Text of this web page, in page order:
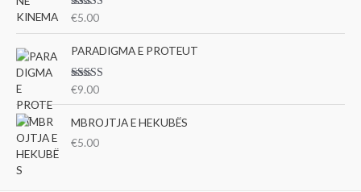
Vlerësu
3.00
nga 5
€5.00
PARADIGMA E PROTEUT
Vlerësu
nga 5
€9.00
MBROJTJA E HEKUBËS
€5.00